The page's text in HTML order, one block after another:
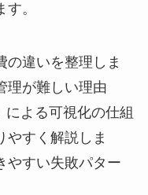
。
の違いを整理しま
理が難しい理由
よる可視化の仕組
やすく解説しま
やすい失敗パター